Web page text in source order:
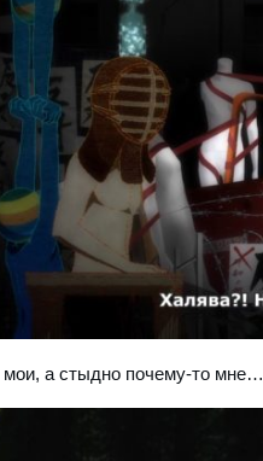
а стыдно почему-то мне…